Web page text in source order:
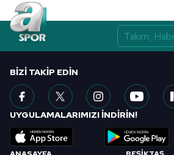
6698 sayılı Kişisel Verilerin
hazırlanmış Aydınlatma Metnimizi
ilgili mevzuata uygun olarak
almak için lütfen
BIZI TAKIP EDIN
UYGULAMALARIMIZI İNDİRİN!